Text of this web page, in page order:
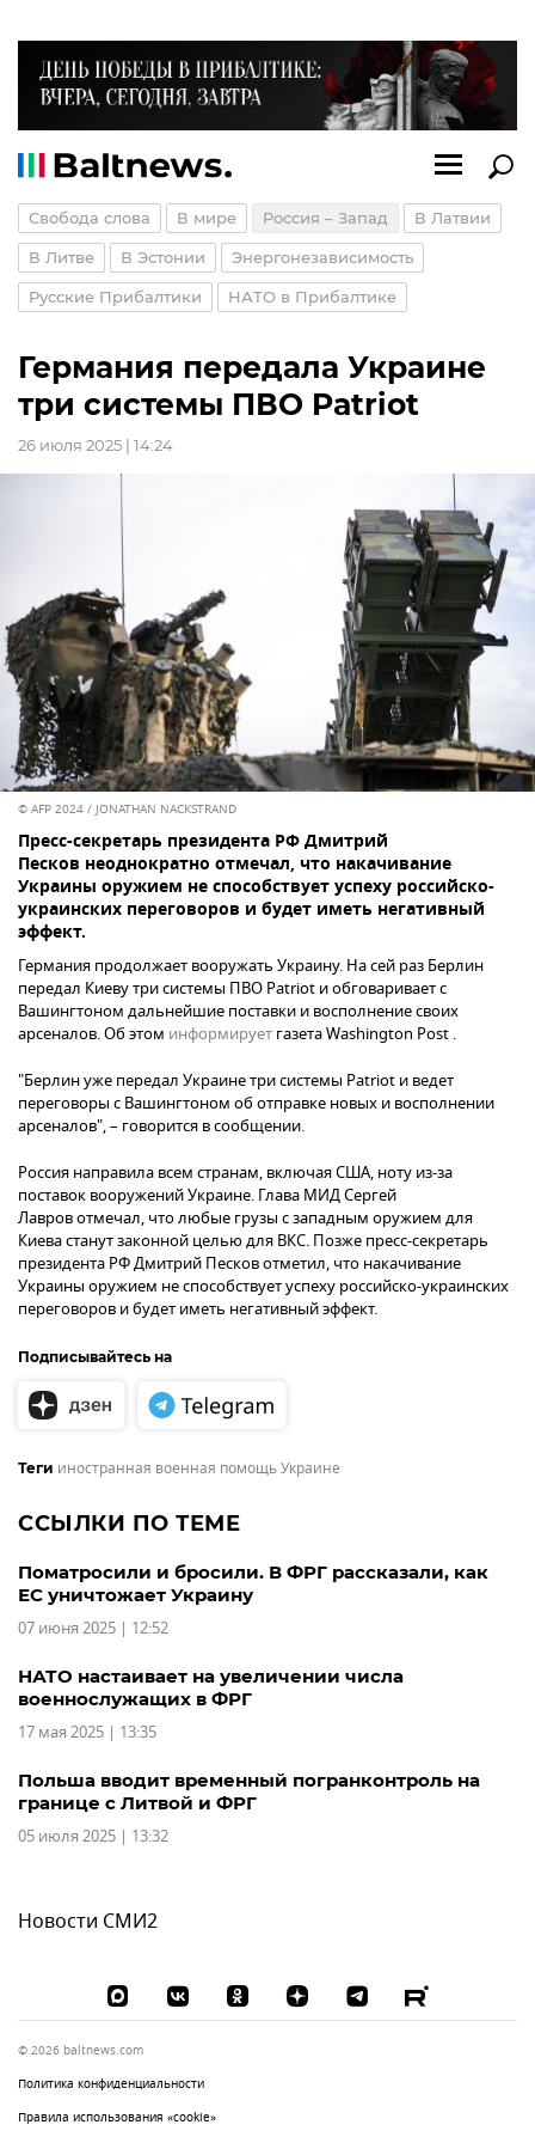
Свобода слова В мире Россия – Запад В Латвии
В Литве В Эстонии Энергонезависимость
Русские Прибалтики НАТО в Прибалтике
Германия передала Украине
три системы ПВО Patriot
26 июля 2025 | 14:24
© AFP 2024 / JONATHAN NACKSTRAND
Пресс-секретарь президента РФ Дмитрий
Песков неоднократно отмечал, что накачивание
Украины оружием не способствует успеху российско-
украинских переговоров и будет иметь негативный
эффект.
Германия продолжает вооружать Украину. На сей раз Берлин
передал Киеву три системы ПВО Patriot и обговаривает с
Вашингтоном дальнейшие поставки и восполнение своих
арсеналов. Об этом информирует газета Washington Post .
"Берлин уже передал Украине три системы Patriot и ведет
переговоры с Вашингтоном об отправке новых и восполнении
арсеналов", – говорится в сообщении.
Россия направила всем странам, включая США, ноту из-за
поставок вооружений Украине. Глава МИД Сергей
Лавров отмечал, что любые грузы с западным оружием для
Киева станут законной целью для ВКС. Позже пресс-секретарь
президента РФ Дмитрий Песков отметил, что накачивание
Украины оружием не способствует успеху российско-украинских
переговоров и будет иметь негативный эффект.
Подписывайтесь на
Теги иностранная военная помощь Украине
ССЫЛКИ ПО ТЕМЕ
Поматросили и бросили. В ФРГ рассказали, как
ЕС уничтожает Украину
07 июня 2025 | 12:52
НАТО настаивает на увеличении числа
военнослужащих в ФРГ
17 мая 2025 | 13:35
Польша вводит временный погранконтроль на
границе с Литвой и ФРГ
05 июля 2025 | 13:32
Новости СМИ2
© 2026 baltnews.com
Политика конфиденциальности
Правила использования «cookie»